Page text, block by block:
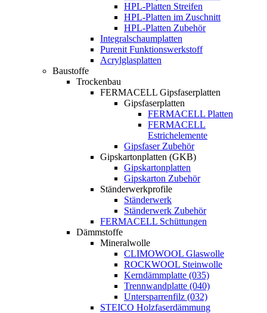
HPL-Platten Streifen
HPL-Platten im Zuschnitt
HPL-Platten Zubehör
Integralschaumplatten
Purenit Funktionswerkstoff
Acrylglasplatten
Baustoffe
Trockenbau
FERMACELL Gipsfaserplatten
Gipsfaserplatten
FERMACELL Platten
FERMACELL
Estrichelemente
Gipsfaser Zubehör
Gipskartonplatten (GKB)
Gipskartonplatten
Gipskarton Zubehör
Ständerwerkprofile
Ständerwerk
Ständerwerk Zubehör
FERMACELL Schüttungen
Dämmstoffe
Mineralwolle
CLIMOWOOL Glaswolle
ROCKWOOL Steinwolle
Kerndämmplatte (035)
Trennwandplatte (040)
Untersparrenfilz (032)
STEICO Holzfaserdämmung